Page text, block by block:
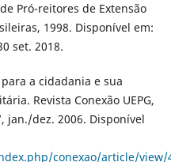
Pró-reitores de Extensão
1998. Disponível em:
set. 2018.
para a cidadania e sua
Revista Conexão UEPG,
jan./dez. 2006. Disponível
conexao/article/view/